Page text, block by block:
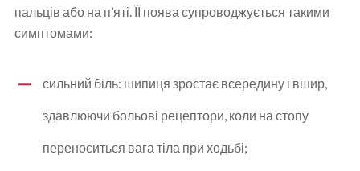
пальців або на п’яті. ЇЇ поява супроводжується такими
симптомами:
сильний біль: шипиця зростає всередину і вшир,
здавлюючи больові рецептори, коли на стопу
переноситься вага тіла при ходьбі;